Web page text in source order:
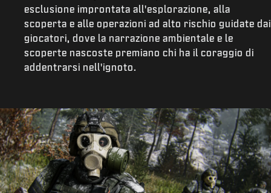
esclusione improntata all'esplorazione, alla
scoperta e alle operazioni ad alto rischio guidate dai
giocatori, dove la narrazione ambientale e le
scoperte nascoste premiano chi ha il coraggio di
addentrarsi nell'ignoto.